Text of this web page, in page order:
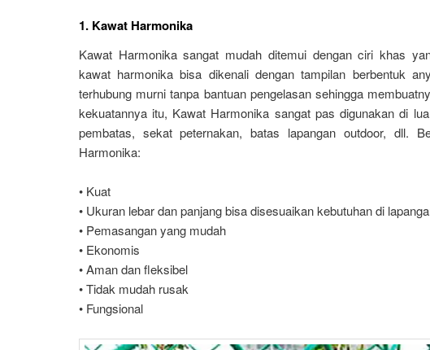
1. Kawat Harmonika
Kawat Harmonika sangat mudah ditemui dengan ciri khas
kawat harmonika bisa dikenali dengan tampilan berbentuk
terhubung murni tanpa bantuan pengelasan sehingga
kekuatannya itu, Kawat Harmonika sangat pas digunakan di
pembatas, sekat peternakan, batas lapangan outdoor, dll.
Harmonika:
• Kuat
• Ukuran lebar dan panjang bisa disesuaikan kebutuhan di
• Pemasangan yang mudah
• Ekonomis
• Aman dan fleksibel
• Tidak mudah rusak
• Fungsional